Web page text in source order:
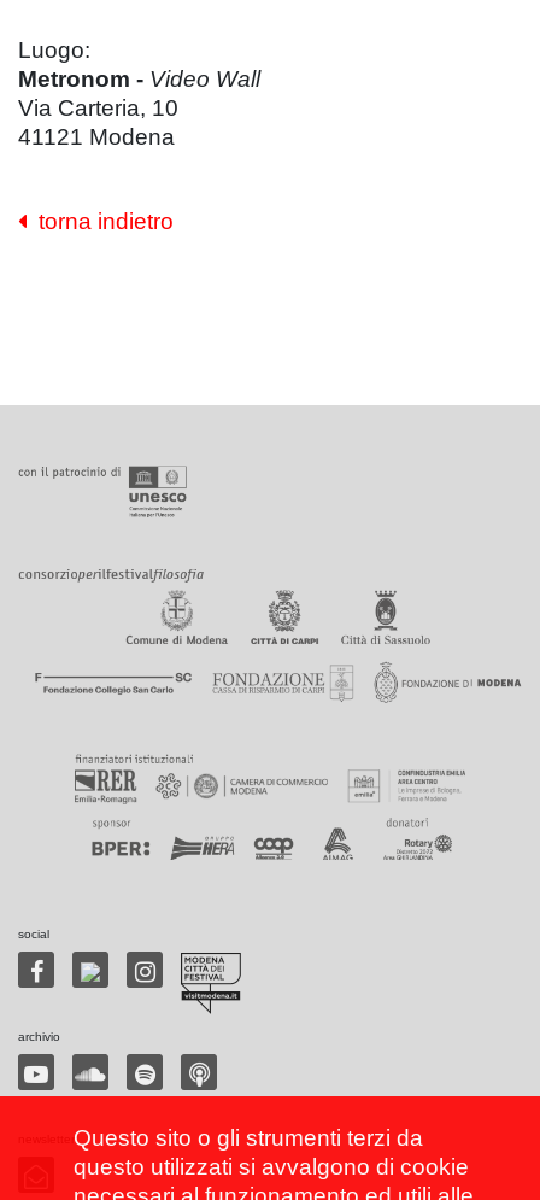
Luogo:
Metronom - Video Wall
Via Carteria, 10
41121 Modena
torna indietro
social
archivio
Questo sito o gli strumenti terzi da
questo utilizzati si avvalgono di cookie